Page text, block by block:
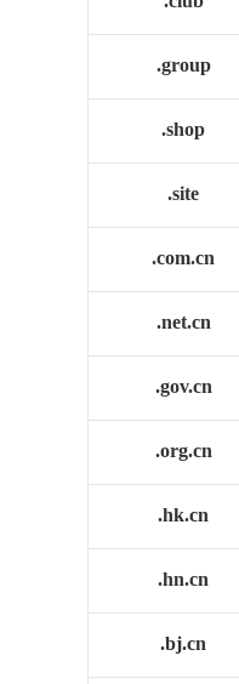
.group
.shop
.site
.com.cn
.net.cn
.gov.cn
.org.cn
.hk.cn
.hn.cn
.bj.cn